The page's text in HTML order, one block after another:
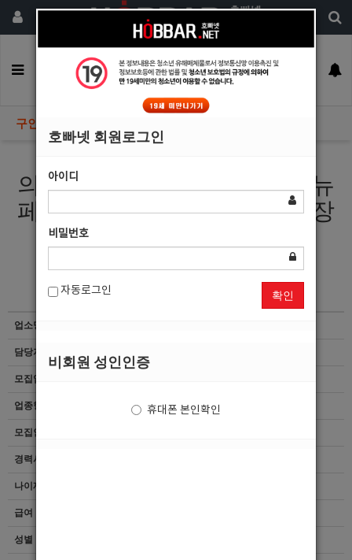
광고안내 이력서등록
구인정보
의정부남자도우미 호빠알바 뉴
페이스로 오세요 최고대우보장
업소명
담당자
모집업종
업종형태 여성전용클럽
모집인원
경력사항
나이제한
급여
성별
호빠넷 회원로그인
아이디
비밀번호
자동로그인 확인
비회원 성인인증
휴대폰 본인확인